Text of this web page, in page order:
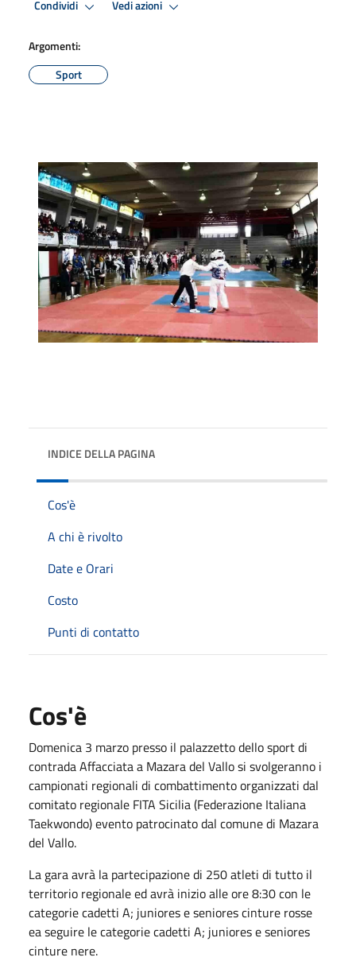
Condividi Vedi azioni
Argomenti:
Sport
INDICE DELLA PAGINA
Cos'è
A chi è rivolto
Date e Orari
Costo
Punti di contatto
Cos'è
Domenica 3 marzo presso il palazzetto dello sport di
contrada Affacciata a Mazara del Vallo si svolgeranno i
campionati regionali di combattimento organizzati dal
comitato regionale FITA Sicilia (Federazione Italiana
Taekwondo) evento patrocinato dal comune di Mazara
del Vallo.
La gara avrà la partecipazione di 250 atleti di tutto il
territorio regionale ed avrà inizio alle ore 8:30 con le
categorie cadetti A; juniores e seniores cinture rosse
ea seguire le categorie cadetti A; juniores e seniores
cinture nere.